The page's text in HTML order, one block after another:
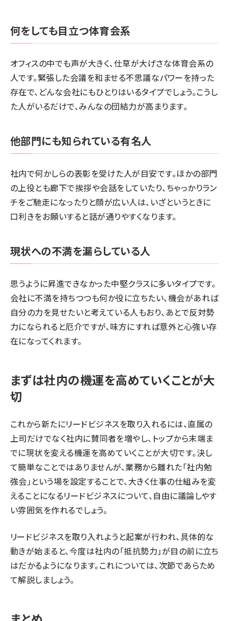
何をしても目立つ体育会系
オフィスの中でも声が大きく、仕草が大げさな体育会系の
人です。緊張した会議を和ませる不思議なパワーを持った
存在で、どんな会社にもひとりはいるタイプでしょう。こうし
た人がいるだけで、みんなの団結力が高まります。
他部門にも知られている有名人
社内で何かしらの表彰を受けた人が目安です。ほかの部門
の上役とも廊下で挨拶や会話をしていたり、ちゃっかりラン
チをご馳走になったりと顔が広い人は、いざというときに
口利きをお願いすると話が通りやすくなります。
現状への不満を漏らしている人
思うように昇進できなかった中堅クラスに多いタイプです。
会社に不満を持ちつつも何か役に立ちたい、機会があれば
自分の力を見せたいと考えている人もおり、あとで反対勢
力になられると厄介ですが、味方にすれば意外と心強い存
在になってくれます。
まずは社内の機運を高めていくことが大
切
これから新たにリードビジネスを取り入れるには、直属の
上司だけでなく社内に賛同者を増やし、トップから末端ま
でに現状を変える機運を高めていくことが大切です。決し
て簡単なことではありませんが、業務から離れた「社内勉
強会」という場を設定することで、大きく仕事の仕組みを変
えることになるリードビジネスについて、自由に議論しやす
い雰囲気を作れるでしょう。
リードビジネスを取り入れようと起案が行われ、具体的な
動きが始まると、今度は社内の「抵抗勢力」が目の前に立ち
はだかるようになります。これについては、次節であらため
て解説しましょう。